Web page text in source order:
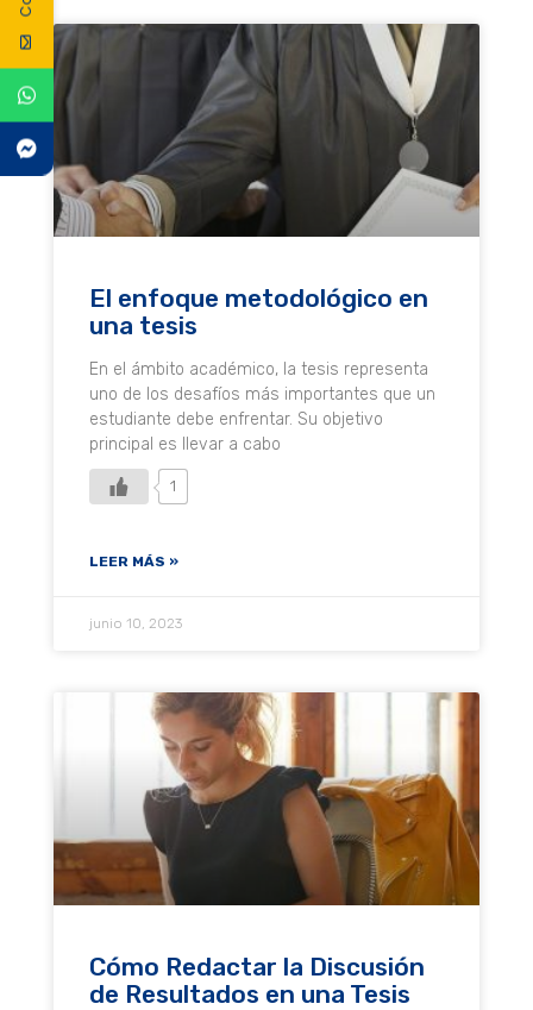
El enfoque metodológico en
una tesis
En el ámbito académico, la tesis representa
uno de los desafíos más importantes que un
estudiante debe enfrentar. Su objetivo
principal es llevar a cabo
1
LEER MÁS »
junio 10, 2023
Cómo Redactar la Discusión
de Resultados en una Tesis